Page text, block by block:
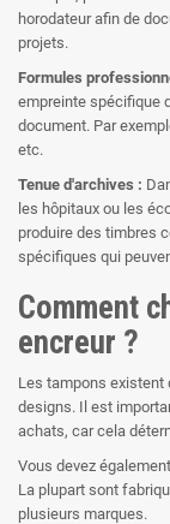
horodateur afin de
projets.
Formules
empreinte spécifique
document. Par
etc.
Tenue d'archives :
les hôpitaux ou les
produire des timbres
spécifiques qui
Comment
encreur ?
Les tampons existent
designs. Il est
achats, car cela
Vous devez
La plupart sont
plusieurs marques.